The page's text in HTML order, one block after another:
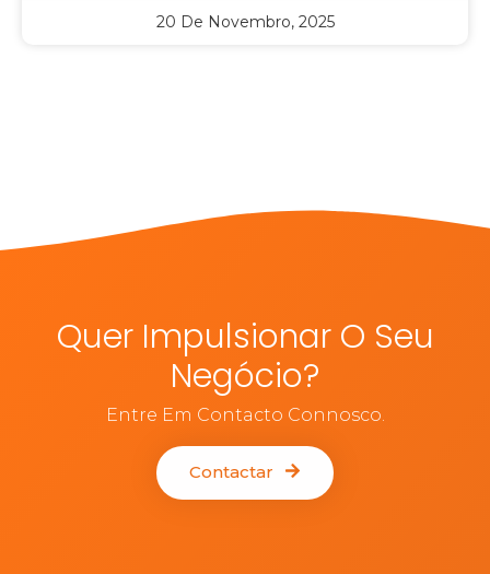
20 De Novembro, 2025
Quer Impulsionar O Seu
Negócio?
Entre Em Contacto Connosco.
Contactar